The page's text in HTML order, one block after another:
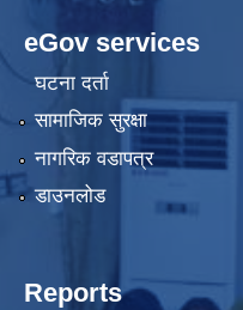
eGov services
घटना दर्ता
सामाजिक सुरक्षा
नागरिक वडापत्र
डाउनलोड
Reports